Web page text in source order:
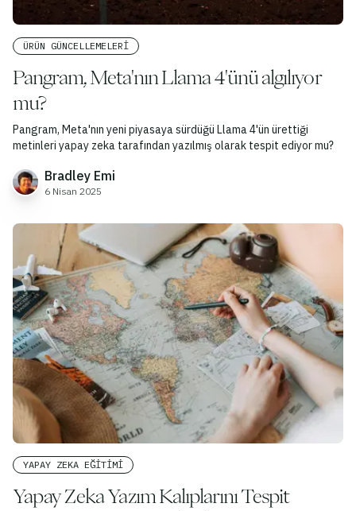
ÜRÜN GÜNCELLEMELERI
Pangram, Meta'nın Llama 4'ünü algılıyor
mu?
Pangram, Meta'nın yeni piyasaya sürdüğü Llama 4'ün ürettiği
metinleri yapay zeka tarafından yazılmış olarak tespit ediyor mu?
Bradley Emi
6 Nisan 2025
YAPAY ZEKA EĞITIMI
Yapay Zeka Yazım Kalıplarını Tespit